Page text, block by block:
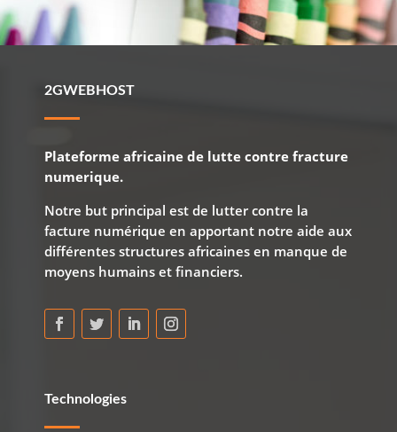
2GWEBHOST
Plateforme africaine de lutte contre fracture
numerique.
Notre but principal est de lutter contre la
facture numérique en apportant notre aide aux
différentes structures africaines en manque de
moyens humains et financiers.
Technologies